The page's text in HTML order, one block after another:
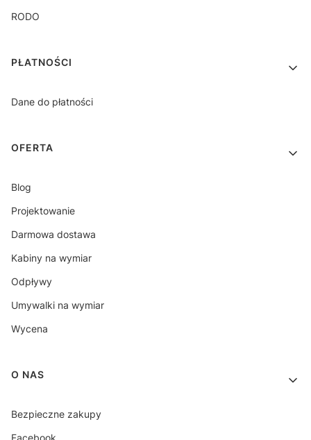
RODO
PŁATNOŚCI
Dane do płatności
OFERTA
Blog
Projektowanie
Darmowa dostawa
Kabiny na wymiar
Odpływy
Umywalki na wymiar
Wycena
O NAS
Bezpieczne zakupy
Facebook